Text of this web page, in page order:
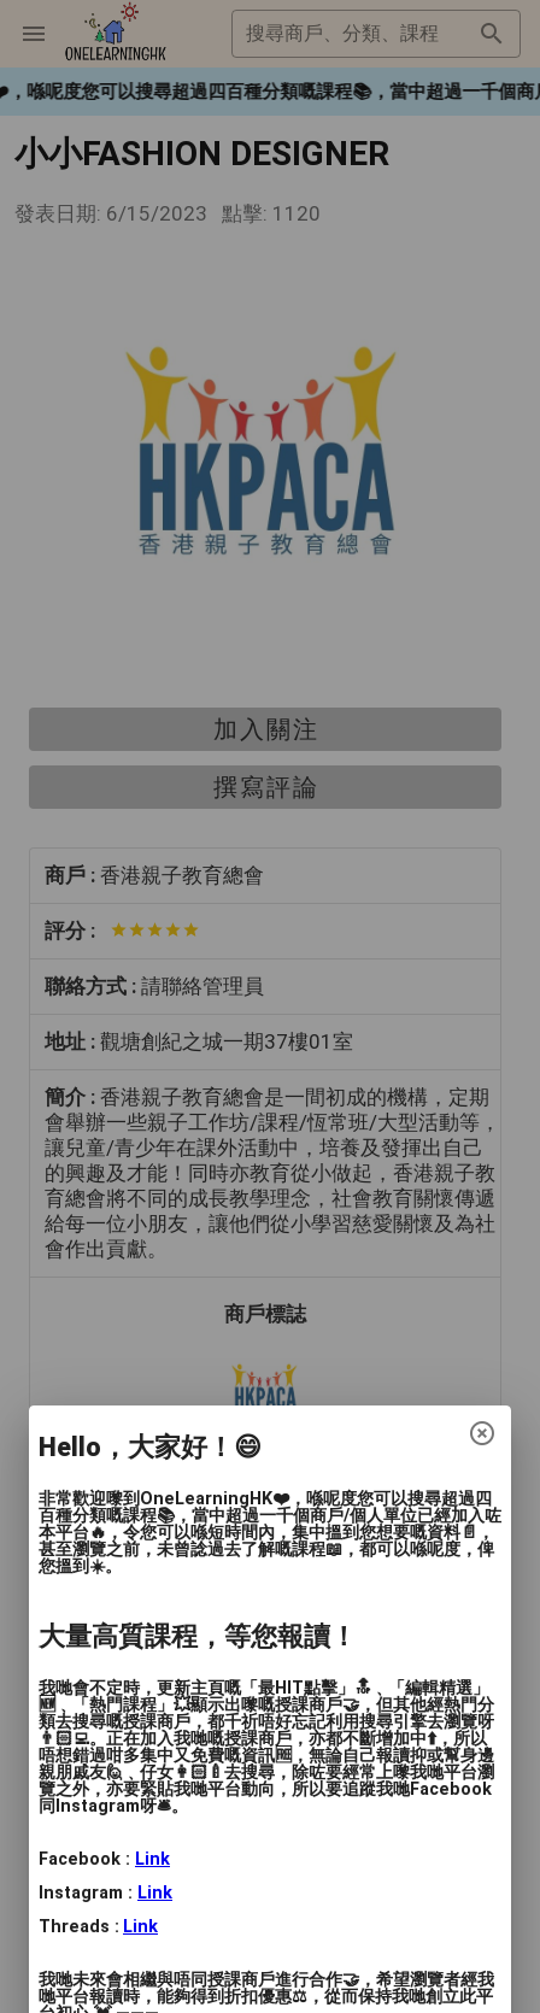
搜尋商戶、分類、課程
呢度您可以搜尋超過四百種分類嘅課程📚，當中超過一千個商
小小FASHION DESIGNER
發表日期: 6/15/2023 點擊: 1120
加入關注
撰寫評論
商戶 : 香港親子教育總會
評分 :
聯絡方式 : 請聯絡管理員
地址 : 觀塘創紀之城一期37樓01室
簡介 : 香港親子教育總會是一間初成的機構，定期
會舉辦一些親子工作坊/課程/恆常班/大型活動等，
讓兒童/青少年在課外活動中，培養及發揮出自己
的興趣及才能！同時亦教育從小做起，香港親子教
育總會將不同的成長教學理念，社會教育關懷傳遞
給每一位小朋友，讓他們從小學習慈愛關懷及為社
會作出貢獻。
商戶標誌
年齡範圍: 兒童(15歲或以下)
語言: 廣東話
人數: 2至4人, 多於4人
教學模式: 面授
時間: 120分鐘每堂 / 6堂
價錢: HKD$380
小小FASHION DESIGNER
我們相信每位小朋友擁有獨特和無窮的創意
Hello，大家好！😄
非常歡迎嚟到OneLearningHK❤️，喺呢度您可以搜尋超過四
百種分類嘅課程📚，當中超過一千個商戶/個人單位已經加入咗
本平台🔥，令您可以喺短時間內，集中搵到您想要嘅資料📄，
甚至瀏覽之前，未曾諗過去了解嘅課程📖，都可以喺呢度，俾
您搵到☀️。
大量高質課程，等您報讀！
我哋會不定時，更新主頁嘅「最HIT點擊」🔝﹑「編輯精選」
🆕﹑「熱門課程」💥顯示出嚟嘅授課商戶🤝，但其他經熱門分
類去搜尋嘅授課商戶，都千祈唔好忘記利用搜尋引擎去瀏覽呀
👨🏻‍💻。正在加入我哋嘅授課商戶，亦都不斷增加中⬆️，所以
唔想錯過咁多集中又免費嘅資訊🆓，無論自己報讀抑或幫身邊
親朋戚友🙋﹑仔女👩🏻‍🍼去搜尋，除咗要經常上嚟我哋平台瀏
覽之外，亦要緊貼我哋平台動向，所以要追蹤我哋Facebook
同Instagram呀🛎️。
Facebook : Link
Instagram : Link
Threads : Link
我哋未來會相繼與唔同授課商戶進行合作🤝，希望瀏覽者經我
哋平台報讀時，能夠得到折扣優惠⚖️，從而保持我哋創立此平